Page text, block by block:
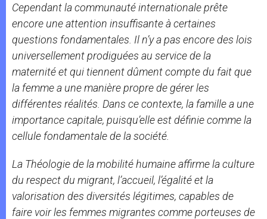
Cependant la communauté internationale prête
encore une attention insuffisante à certaines
questions fondamentales. Il n’y a pas encore des lois
universellement prodiguées au service de la
maternité et qui tiennent dûment compte du fait que
la femme a une manière propre de gérer les
différentes réalités. Dans ce contexte, la famille a une
importance capitale, puisqu’elle est définie comme la
cellule fondamentale de la société.
La Théologie de la mobilité humaine affirme la culture
du respect du migrant, l’accueil, l’égalité et la
valorisation des diversités légitimes, capables de
faire voir les femmes migrantes comme porteuses de